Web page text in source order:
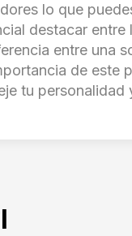
lo que
destacar
entre una
de este
tu